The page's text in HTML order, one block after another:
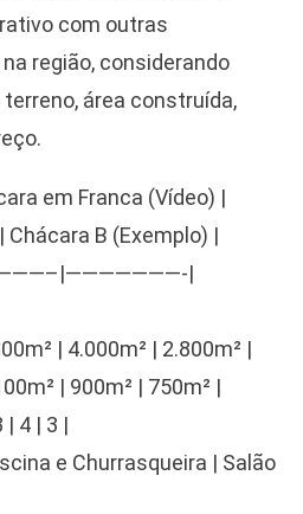
com outras
região, considerando
área construída,
em Franca (Vídeo) |
Chácara B (Exemplo) |
|
| 4.000m² | 2.800m² |
| 900m² | 750m² |
| 4 | 3 |
e Churrasqueira | Salão